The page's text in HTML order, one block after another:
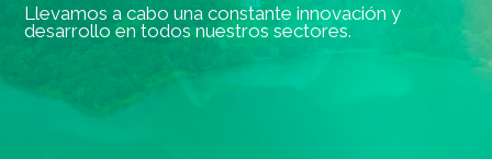
Llevamos a cabo una constante innovación y
desarrollo en todos nuestros sectores.